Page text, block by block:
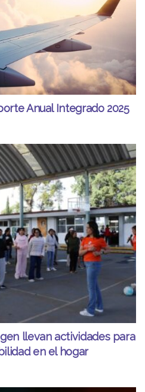
Anual Integrado 2025
llevan actividades para
en el hogar